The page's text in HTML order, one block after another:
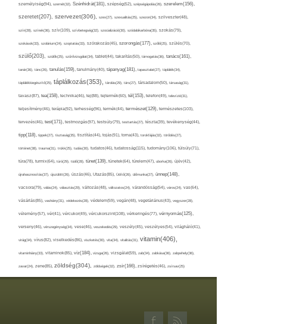
személyiség(94), szemét(32), Szénhidrát(181), szépség(52), szépségápolás(26), szerelem(156),
szeretet(207), szervezet(306), szex(27), szexualitás(25), szezon(34), szilveszter(48),
szín(28), színek(36), szív(109), szívbetegség(32), szocializáció(30), szódabikarbóna(35), szokás(79),
szokások(33), szolárium(24), szoptatás(33), szórakozás(45), szorongás(177), szőlő(25), szülés(70),
szülő(203), szülők(25), szűrővizsgálat(34), tablet(44), takarítás(50), támogatás(36), tanács(161),
tanár(36), tánc(26), tanulás(159), tanulmány(40), tápanyag(181), tapasztalat(27), táplálék(34),
táplálékkiegészítő(25), táplálkozás(353), tárolás(29), társ(27), társadalom(50), társaság(31),
tavasz(87), tea(158), technika(46), tej(88), tejtermék(60), tél(153), telefon(49), televízió(31),
teljesítmény(46), terápia(92), terhesség(96), termék(44), természet(129), természetes(103),
tervezés(46), test(171), testmozgás(97), testsúly(79), testtartás(27), tészta(39), tevékenység(44),
tipp(118), tippek(27), tisztaság(35), tisztítás(44), tojás(91), torna(43), torokfájás(32), törődés(27),
történet(38), trauma(31), trükk(25), tudás(30), tudatos(46), tudatosság(115), tudomány(106), túlsúly(71),
túra(78), turmix(64), túró(29), tüdő(28), tünet(139), tünetek(64), türelem(47), uborka(26), újév(42),
újrahasznosítás(37), újszülött(26), úszás(46), Utazás(85), Üdítő(26), ülőmunka(27), ünnep(148),
vacsora(79), válás(24), választás(29), változás(48), változatos(24), várandósság(54), város(24), vas(64),
vásárlás(85), vashiány(31), védekezés(28), védelem(59), vegán(48), vegetáriánus(43), vegyszer(28),
vélemény(57), vér(41), vércukor(49), vércukorszint(108), vérkeringés(77), vérnyomás(125),
verseny(46), vérszegénység(34), vese(46), veszekedés(29), veszély(45), veszélyes(54), világháló(41),
virág(34), vírus(82), viselkedés(86), viszketés(30), vita(34), vitalitás(31), vitamin(406),
vitaminhiány(33), vitaminok(85), víz(184), vizsga(26), vizsgálat(59), zab(34), zabkása(36), zabpehely(36),
zavar(24), zene(85), zöldség(304), zöldségek(32), zsír(166), zsírégetés(46), zsírsav(25)